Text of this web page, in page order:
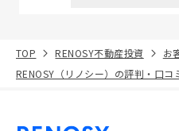
TOP RENOSY不動産投資
お
RENOSY（リノシー）の評判・口コ